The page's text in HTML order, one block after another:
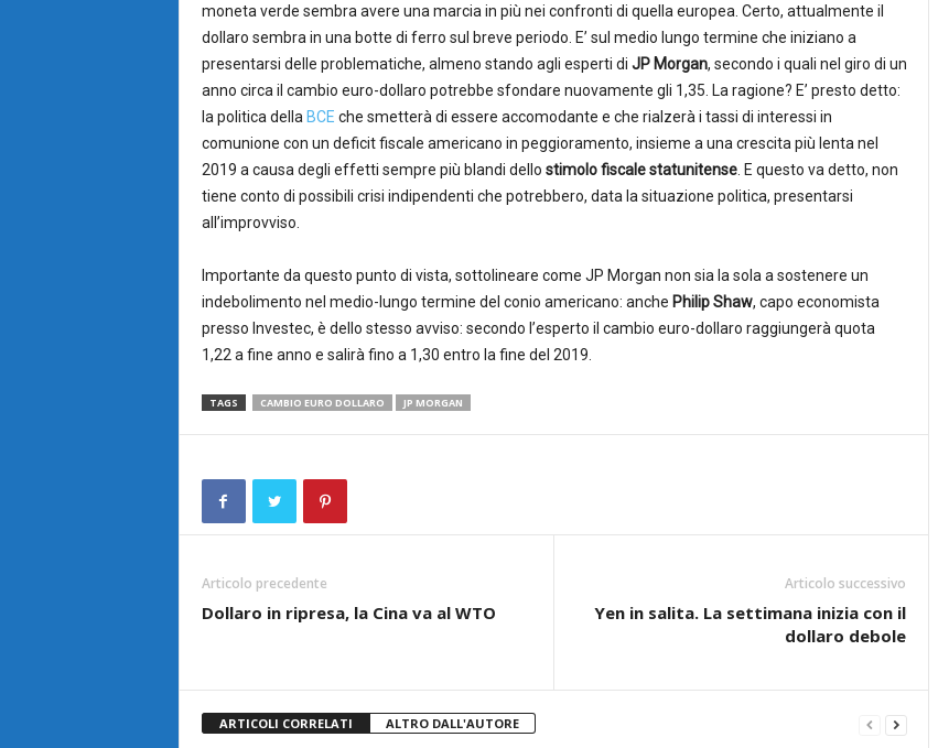
moneta verde sembra avere una marcia in più nei confronti di quella europea. Certo, attualmente il
dollaro sembra in una botte di ferro sul breve periodo. E’ sul medio lungo termine che iniziano a
presentarsi delle problematiche, almeno stando agli esperti di JP Morgan, secondo i quali nel giro di un
anno circa il cambio euro-dollaro potrebbe sfondare nuovamente gli 1,35. La ragione? E’ presto detto:
la politica della BCE che smetterà di essere accomodante e che rialzerà i tassi di interessi in
comunione con un deficit fiscale americano in peggioramento, insieme a una crescita più lenta nel
2019 a causa degli effetti sempre più blandi dello stimolo fiscale statunitense. E questo va detto, non
tiene conto di possibili crisi indipendenti che potrebbero, data la situazione politica, presentarsi
all’improvviso.
Importante da questo punto di vista, sottolineare come JP Morgan non sia la sola a sostenere un
indebolimento nel medio-lungo termine del conio americano: anche Philip Shaw, capo economista
presso Investec, è dello stesso avviso: secondo l’esperto il cambio euro-dollaro raggiungerà quota
1,22 a fine anno e salirà fino a 1,30 entro la fine del 2019.
TAGS CAMBIO EURO DOLLARO JP MORGAN
Articolo precedente
Dollaro in ripresa, la Cina va al WTO
Articolo successivo
Yen in salita. La settimana inizia con il
dollaro debole
ARTICOLI CORRELATI ALTRO DALL'AUTORE